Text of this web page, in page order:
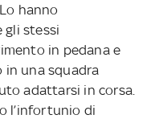
hanno
gli stessi
in pedana e
in una squadra
adattarsi in corsa.
l’infortunio di